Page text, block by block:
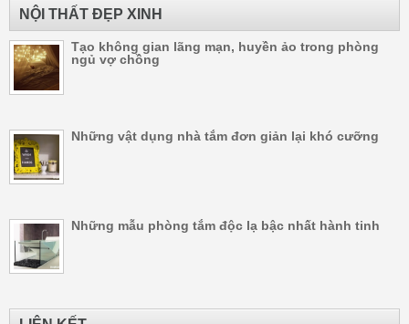
NỘI THẤT ĐẸP XINH
Tạo không gian lãng mạn, huyền ảo trong phòng
ngủ vợ chồng
Những vật dụng nhà tắm đơn giản lại khó cưỡng
Những mẫu phòng tắm độc lạ bậc nhất hành tinh